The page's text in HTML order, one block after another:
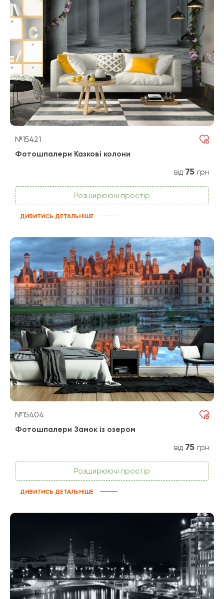
№15421
Фотошпалери Казкові колони
від 75 грн
Розширюючі простір
ДИВИТИСЬ ДЕТАЛЬНІШЕ
№15404
Фотошпалери Замок із озером
від 75 грн
Розширюючі простір
ДИВИТИСЬ ДЕТАЛЬНІШЕ